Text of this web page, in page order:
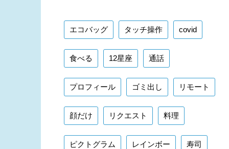
エコバッグ タッチ操作 covid
食べる 12星座 通話
プロフィール ゴミ出し リモート
顔だけ リクエスト 料理
ピクトグラム レインボー 寿司